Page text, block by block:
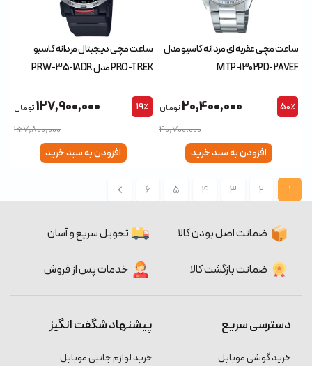
ساعت مچی عقربه ای مردانه کاسیو مدل
MTP-1302PD-2AVEF
20,400,000تومان 50٪
40,700,000
افزودن به سبد خرید
ساعت مچی دیجیتال مردانه کاسیو
PRO-TREK مدل PRW-35-1ADR
127,900,000تومان 19٪
157,800,000
افزودن به سبد خرید
1
2
3
4
5
6
ضمانت اصل بودن کالا تحویل سریع و آسان
ضمانت بازگشت کالا خدمات پس از فروش
دسترسی سریع
خرید گوشی موبایل
پیشنهاد شگفت انگیز
خرید لوازم جانبی موبایل